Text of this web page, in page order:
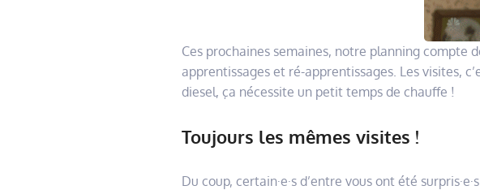
Ces prochaines semaines, notre planning compte
apprentissages et ré-apprentissages. Les visites,
diesel, ça nécessite un petit temps de chauffe !
Toujours les mêmes visites !
Du coup, certain·e·s d’entre vous ont été